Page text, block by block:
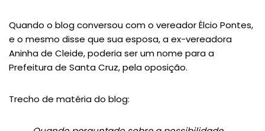
Quando o blog conversou com o vereador Élcio Pontes,
e o mesmo disse que sua esposa, a ex-vereadora
Aninha de Cleide, poderia ser um nome para a
Prefeitura de Santa Cruz, pela oposição.
Trecho de matéria do blog: